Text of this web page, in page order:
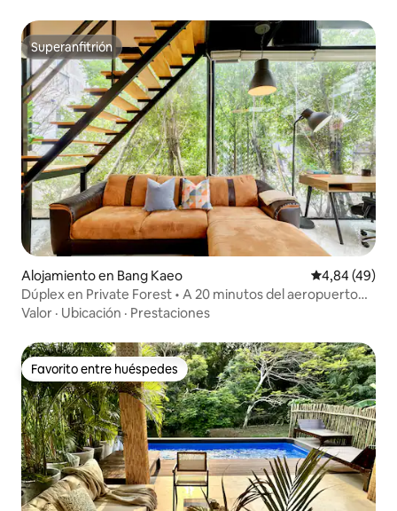
Superanfitrión
Superanfitrión
Alojamiento en Bang Kaeo Calificación
4,84 (49)
Dúplex en Private Forest • A 20 minutos del aeropuerto
de Bangkok
Valor · Ubicación · Prestaciones
Favorito entre huéspedes
Favorito entre huéspedes